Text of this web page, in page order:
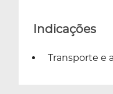
Indicações
Transporte e